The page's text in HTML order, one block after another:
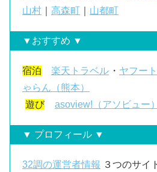
山村
高森町 山都町
▼おすすめ ▼
宿泊 楽天トラベル ・ ヤフー
ゃらん（熊本）
遊び
asoview!（アソビュー）
▼ プロフィール ▼
32調の運営者情報 ３つのサイ